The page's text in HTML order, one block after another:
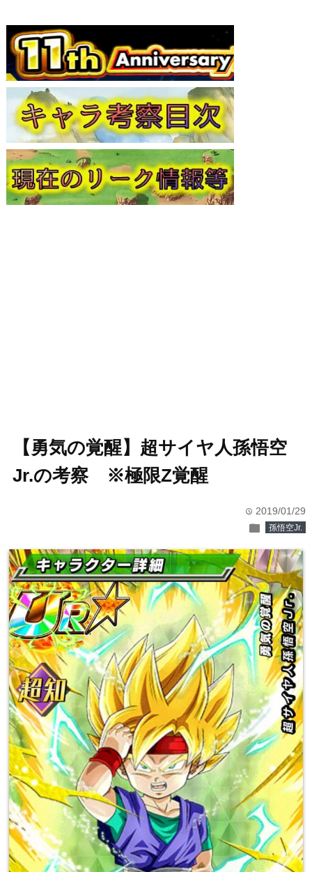
【勇気の覚醒】超サイヤ人孫悟空
Jr.の考察 ※極限Z覚醒
time 2019/01/29
folder 孫悟空Jr.